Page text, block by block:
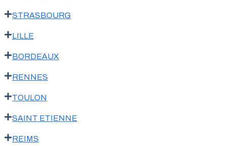
STRASBOURG
LILLE
BORDEAUX
RENNES
TOULON
SAINT ETIENNE
REIMS